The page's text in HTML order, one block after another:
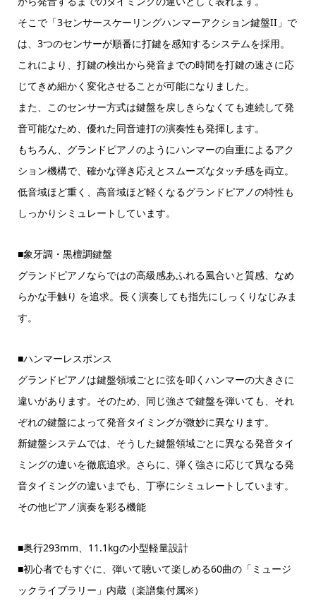
そこで「3センサースケーリングハンマーアクション鍵盤II」で
は、3つのセンサーが順番に打鍵を感知するシステムを採用。
これにより、打鍵の検出から発音までの時間を打鍵の速さに応
じてきめ細かく変化させることが可能になりました。
また、このセンサー方式は鍵盤を戻しきらなくても連続して発
音可能なため、優れた同音連打の演奏性も発揮します。
もちろん、グランドピアノのようにハンマーの自重によるアク
ション機構で、確かな弾き応えとスムーズなタッチ感を両立。
低音域ほど重く、高音域ほど軽くなるグランドピアノの特性も
しっかりシミュレートしています。
■象牙調・黒檀調鍵盤
グランドピアノならではの高級感あふれる風合いと質感、なめ
らかな手触り を追求。長く演奏しても指先にしっくりなじみま
す。
■ハンマーレスポンス
グランドピアノは鍵盤領域ごとに弦を叩くハンマーの大きさに
違いがあります。そのため、同じ強さで鍵盤を弾いても、それ
ぞれの鍵盤によって発音タイミングが微妙に異なります。
新鍵盤システムでは、そうした鍵盤領域ごとに異なる発音タイ
ミングの違いを徹底追求。さらに、弾く強さに応じて異なる発
音タイミングの違いまでも、丁寧にシミュレートしています。
その他ピアノ演奏を彩る機能
■奥行293mm、11.1kgの小型軽量設計
■初心者でもすぐに、弾いて聴いて楽しめる60曲の「ミュージ
ックライブラリー」内蔵（楽譜集付属※）